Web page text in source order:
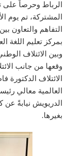
الرباط وحرصاً على
التفاهم والتعاون
بمركز تعليم اللغة
وبين الائتلاف
وقعها من جانب
الائتلاف
العالمية معالي
الدريويش نيابةً عن
بغيرها.